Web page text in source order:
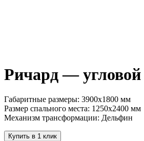
Ричард — угловой
Габаритные размеры: 3900х1800 мм
Размер спального места: 1250х2400 мм
Механизм трансформации: Дельфин
Купить в 1 клик